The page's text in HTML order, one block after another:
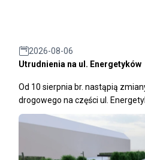
2026-08-06
Utrudnienia na ul. Energetyków
Od 10 sierpnia br. nastąpią
drogowego na części ul.